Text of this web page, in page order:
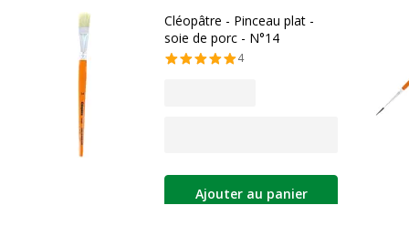
Cléopâtre - Pinceau plat -
soie de porc - N°14
4
Ajouter au panier